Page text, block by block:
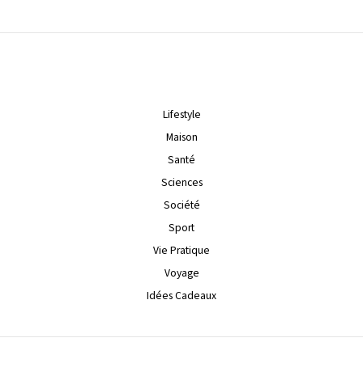
Lifestyle
Maison
Santé
Sciences
Société
Sport
Vie Pratique
Voyage
Idées Cadeaux